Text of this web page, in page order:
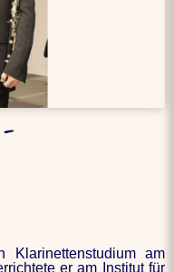
Klarinettenstudium am
er am Institut für